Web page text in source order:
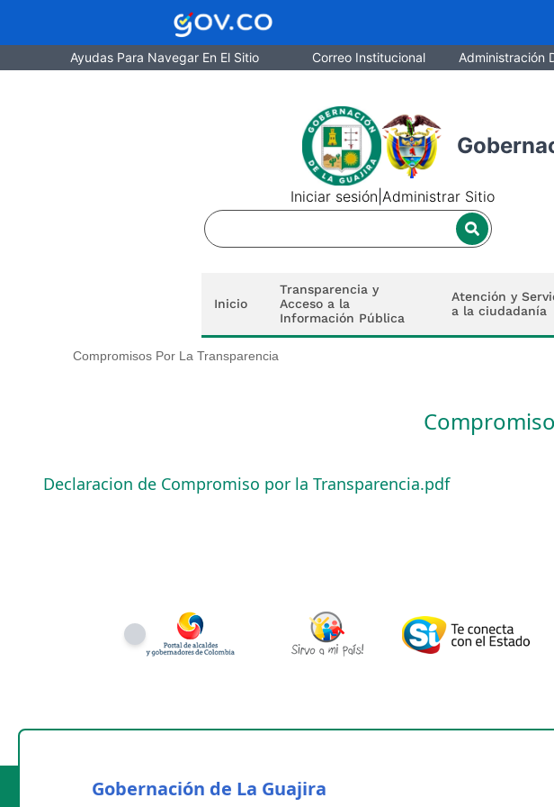
Ayudas Para Navegar En El Sitio Correo Institucional Administración
Iniciar sesión |Administrar Sitio
Inicio
Transparencia y
Acceso a la
Información Pública
Atención y
a la ciudadanía
Compromisos Por La Transparencia
Declaracion de Compromiso por la Transparencia.pdf
Gobernación de La Guajira